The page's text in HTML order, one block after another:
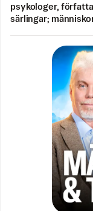
psykologer,
särlingar;